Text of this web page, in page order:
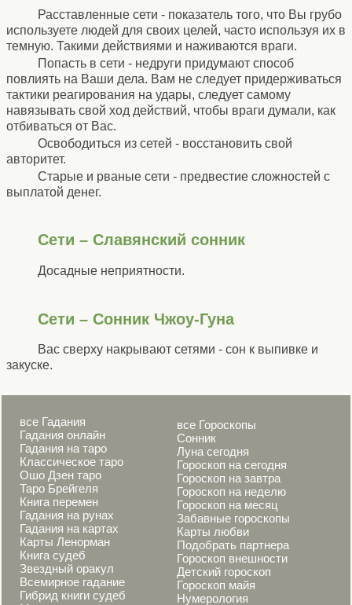
Расставленные сети - показатель того, что Вы грубо
используете людей для своих целей, часто используя их в
темную. Такими действиями и наживаются враги.
Попасть в сети - недруги придумают способ
повлиять на Ваши дела. Вам не следует придерживаться
тактики реагирования на удары, следует самому
навязывать свой ход действий, чтобы враги думали, как
отбиваться от Вас.
Освободиться из сетей - восстановить свой
авторитет.
Старые и рваные сети - предвестие сложностей с
выплатой денег.
Сети – Славянский сонник
Досадные неприятности.
Сети – Сонник Чжоу-Гуна
Вас сверху накрывают сетями - сон к выпивке и
закуске.
все Гадания
Гадания онлайн
Гадания на таро
Классическое таро
Ошо Дзен таро
Таро Брейгеля
Книга перемен
Гадания на рунах
Гадания на картах
Карты Ленорман
Книга судеб
Звездный оракул
Всемирное гадание
Гибрид книги судеб
все Гороскопы
Сонник
Луна сегодня
Гороскоп на сегодня
Гороскоп на завтра
Гороскоп на неделю
Гороскоп на месяц
Забавные гороскопы
Карты любви
Подобрать партнера
Гороскоп внешности
Детский гороскоп
Гороскоп майя
Нумерология